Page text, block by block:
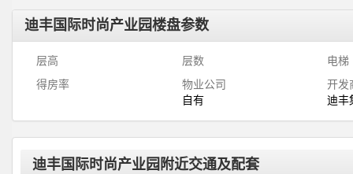
迪丰国际时尚产业园楼盘参数
层高 层数
电梯
得房率
物业公司
自有
开发
迪丰
迪丰国际时尚产业园附近交通及配套